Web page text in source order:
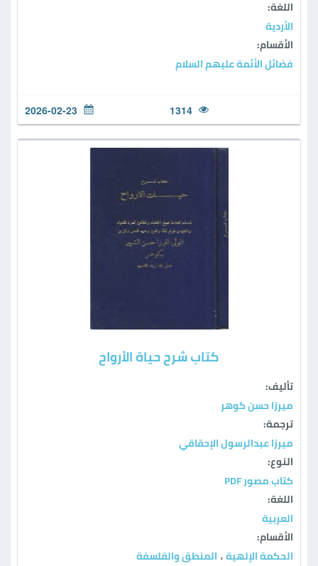
اللغة:
الأردية
الأقسام:
فضائل الأئمة عليهم السلام
1314
2026-02-23
كتاب شرح حياة الأرواح
تأليف:
ميرزا حسن كوهر
ترجمة:
ميرزا عبدالرسول الإحقاقي
النوع:
كتاب مصور PDF
اللغة:
العربية
الأقسام:
الحكمة الإلهية ، المنطق والفلسفة